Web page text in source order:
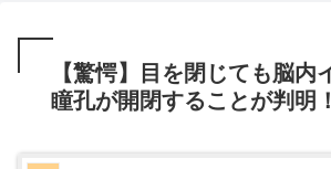
【驚愕】目を閉じても脳内
瞳孔が開閉することが判明！